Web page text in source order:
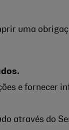
uma
e fornecer
através do